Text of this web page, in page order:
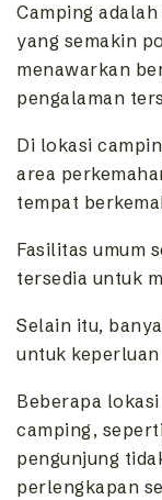
Camping
yang semakin
menawarkan
pengalaman
Di lokasi
area
tempat
Fasilitas umum
tersedia untuk
Selain itu,
untuk
Beberapa
camping,
pengunjung
perlengkapan